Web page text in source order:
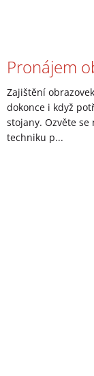
Pronájem
Zajištění
dokonce i když
stojany. Ozvěte
techniku p...